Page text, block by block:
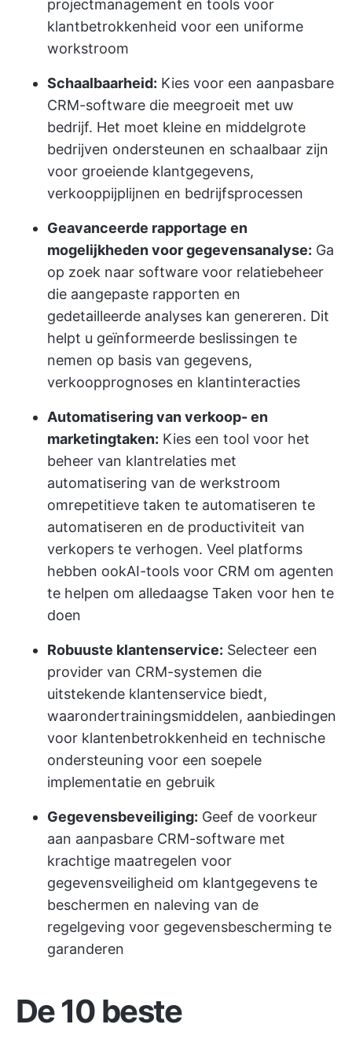
projectmanagement en tools voor
klantbetrokkenheid voor een uniforme
workstroom
Schaalbaarheid: Kies voor een aanpasbare
CRM-software die meegroeit met uw
bedrijf. Het moet kleine en middelgrote
bedrijven ondersteunen en schaalbaar zijn
voor groeiende klantgegevens,
verkooppijplijnen en bedrijfsprocessen
Geavanceerde rapportage en
mogelijkheden voor gegevensanalyse: Ga
op zoek naar software voor relatiebeheer
die aangepaste rapporten en
gedetailleerde analyses kan genereren. Dit
helpt u geïnformeerde beslissingen te
nemen op basis van gegevens,
verkoopprognoses en klantinteracties
Automatisering van verkoop- en
marketingtaken: Kies een tool voor het
beheer van klantrelaties met
automatisering van de werkstroom
omrepetitieve taken te automatiseren te
automatiseren en de productiviteit van
verkopers te verhogen. Veel platforms
hebben ookAI-tools voor CRM om agenten
te helpen om alledaagse Taken voor hen te
doen
Robuuste klantenservice: Selecteer een
provider van CRM-systemen die
uitstekende klantenservice biedt,
waarondertrainingsmiddelen, aanbiedingen
voor klantenbetrokkenheid en technische
ondersteuning voor een soepele
implementatie en gebruik
Gegevensbeveiliging: Geef de voorkeur
aan aanpasbare CRM-software met
krachtige maatregelen voor
gegevensveiligheid om klantgegevens te
beschermen en naleving van de
regelgeving voor gegevensbescherming te
garanderen
De 10 beste